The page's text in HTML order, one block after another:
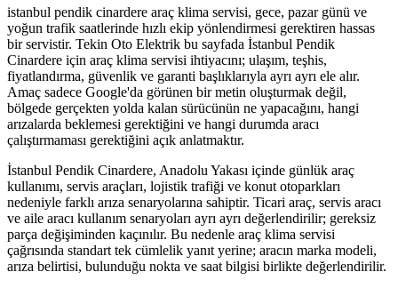
istanbul pendik cinardere araç klima servisi, gece, pazar günü ve
yoğun trafik saatlerinde hızlı ekip yönlendirmesi gerektiren hassas
bir servistir. Tekin Oto Elektrik bu sayfada İstanbul Pendik
Cinardere için araç klima servisi ihtiyacını; ulaşım, teşhis,
fiyatlandırma, güvenlik ve garanti başlıklarıyla ayrı ayrı ele alır.
Amaç sadece Google'da görünen bir metin oluşturmak değil,
bölgede gerçekten yolda kalan sürücünün ne yapacağını, hangi
arızalarda beklemesi gerektiğini ve hangi durumda aracı
çalıştırmaması gerektiğini açık anlatmaktır.
İstanbul Pendik Cinardere, Anadolu Yakası içinde günlük araç
kullanımı, servis araçları, lojistik trafiği ve konut otoparkları
nedeniyle farklı arıza senaryolarına sahiptir. Ticari araç, servis aracı
ve aile aracı kullanım senaryoları ayrı ayrı değerlendirilir; gereksiz
parça değişiminden kaçınılır. Bu nedenle araç klima servisi
çağrısında standart tek cümlelik yanıt yerine; aracın marka modeli,
arıza belirtisi, bulunduğu nokta ve saat bilgisi birlikte değerlendirilir.